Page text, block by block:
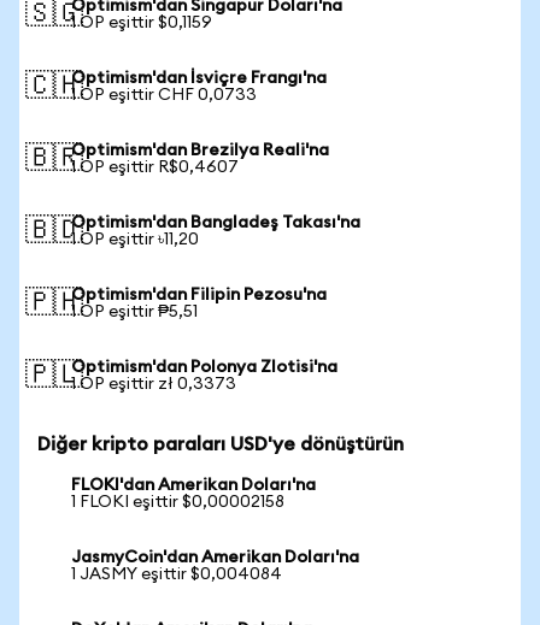
🇸🇬Optimism'dan Singapur Doları'na
1 OP eşittir $0,1159
🇨🇭Optimism'dan İsviçre Frangı'na
1 OP eşittir CHF 0,0733
🇧🇷Optimism'dan Brezilya Reali'na
1 OP eşittir R$0,4607
🇧🇩Optimism'dan Bangladeş Takası'na
1 OP eşittir ৳11,20
🇵🇭Optimism'dan Filipin Pezosu'na
1 OP eşittir ₱5,51
🇵🇱Optimism'dan Polonya Zlotisi'na
1 OP eşittir zł 0,3373
Diğer kripto paraları USD'ye dönüştürün
FLOKI'dan Amerikan Doları'na
1 FLOKI eşittir $0,00002158
JasmyCoin'dan Amerikan Doları'na
1 JASMY eşittir $0,004084